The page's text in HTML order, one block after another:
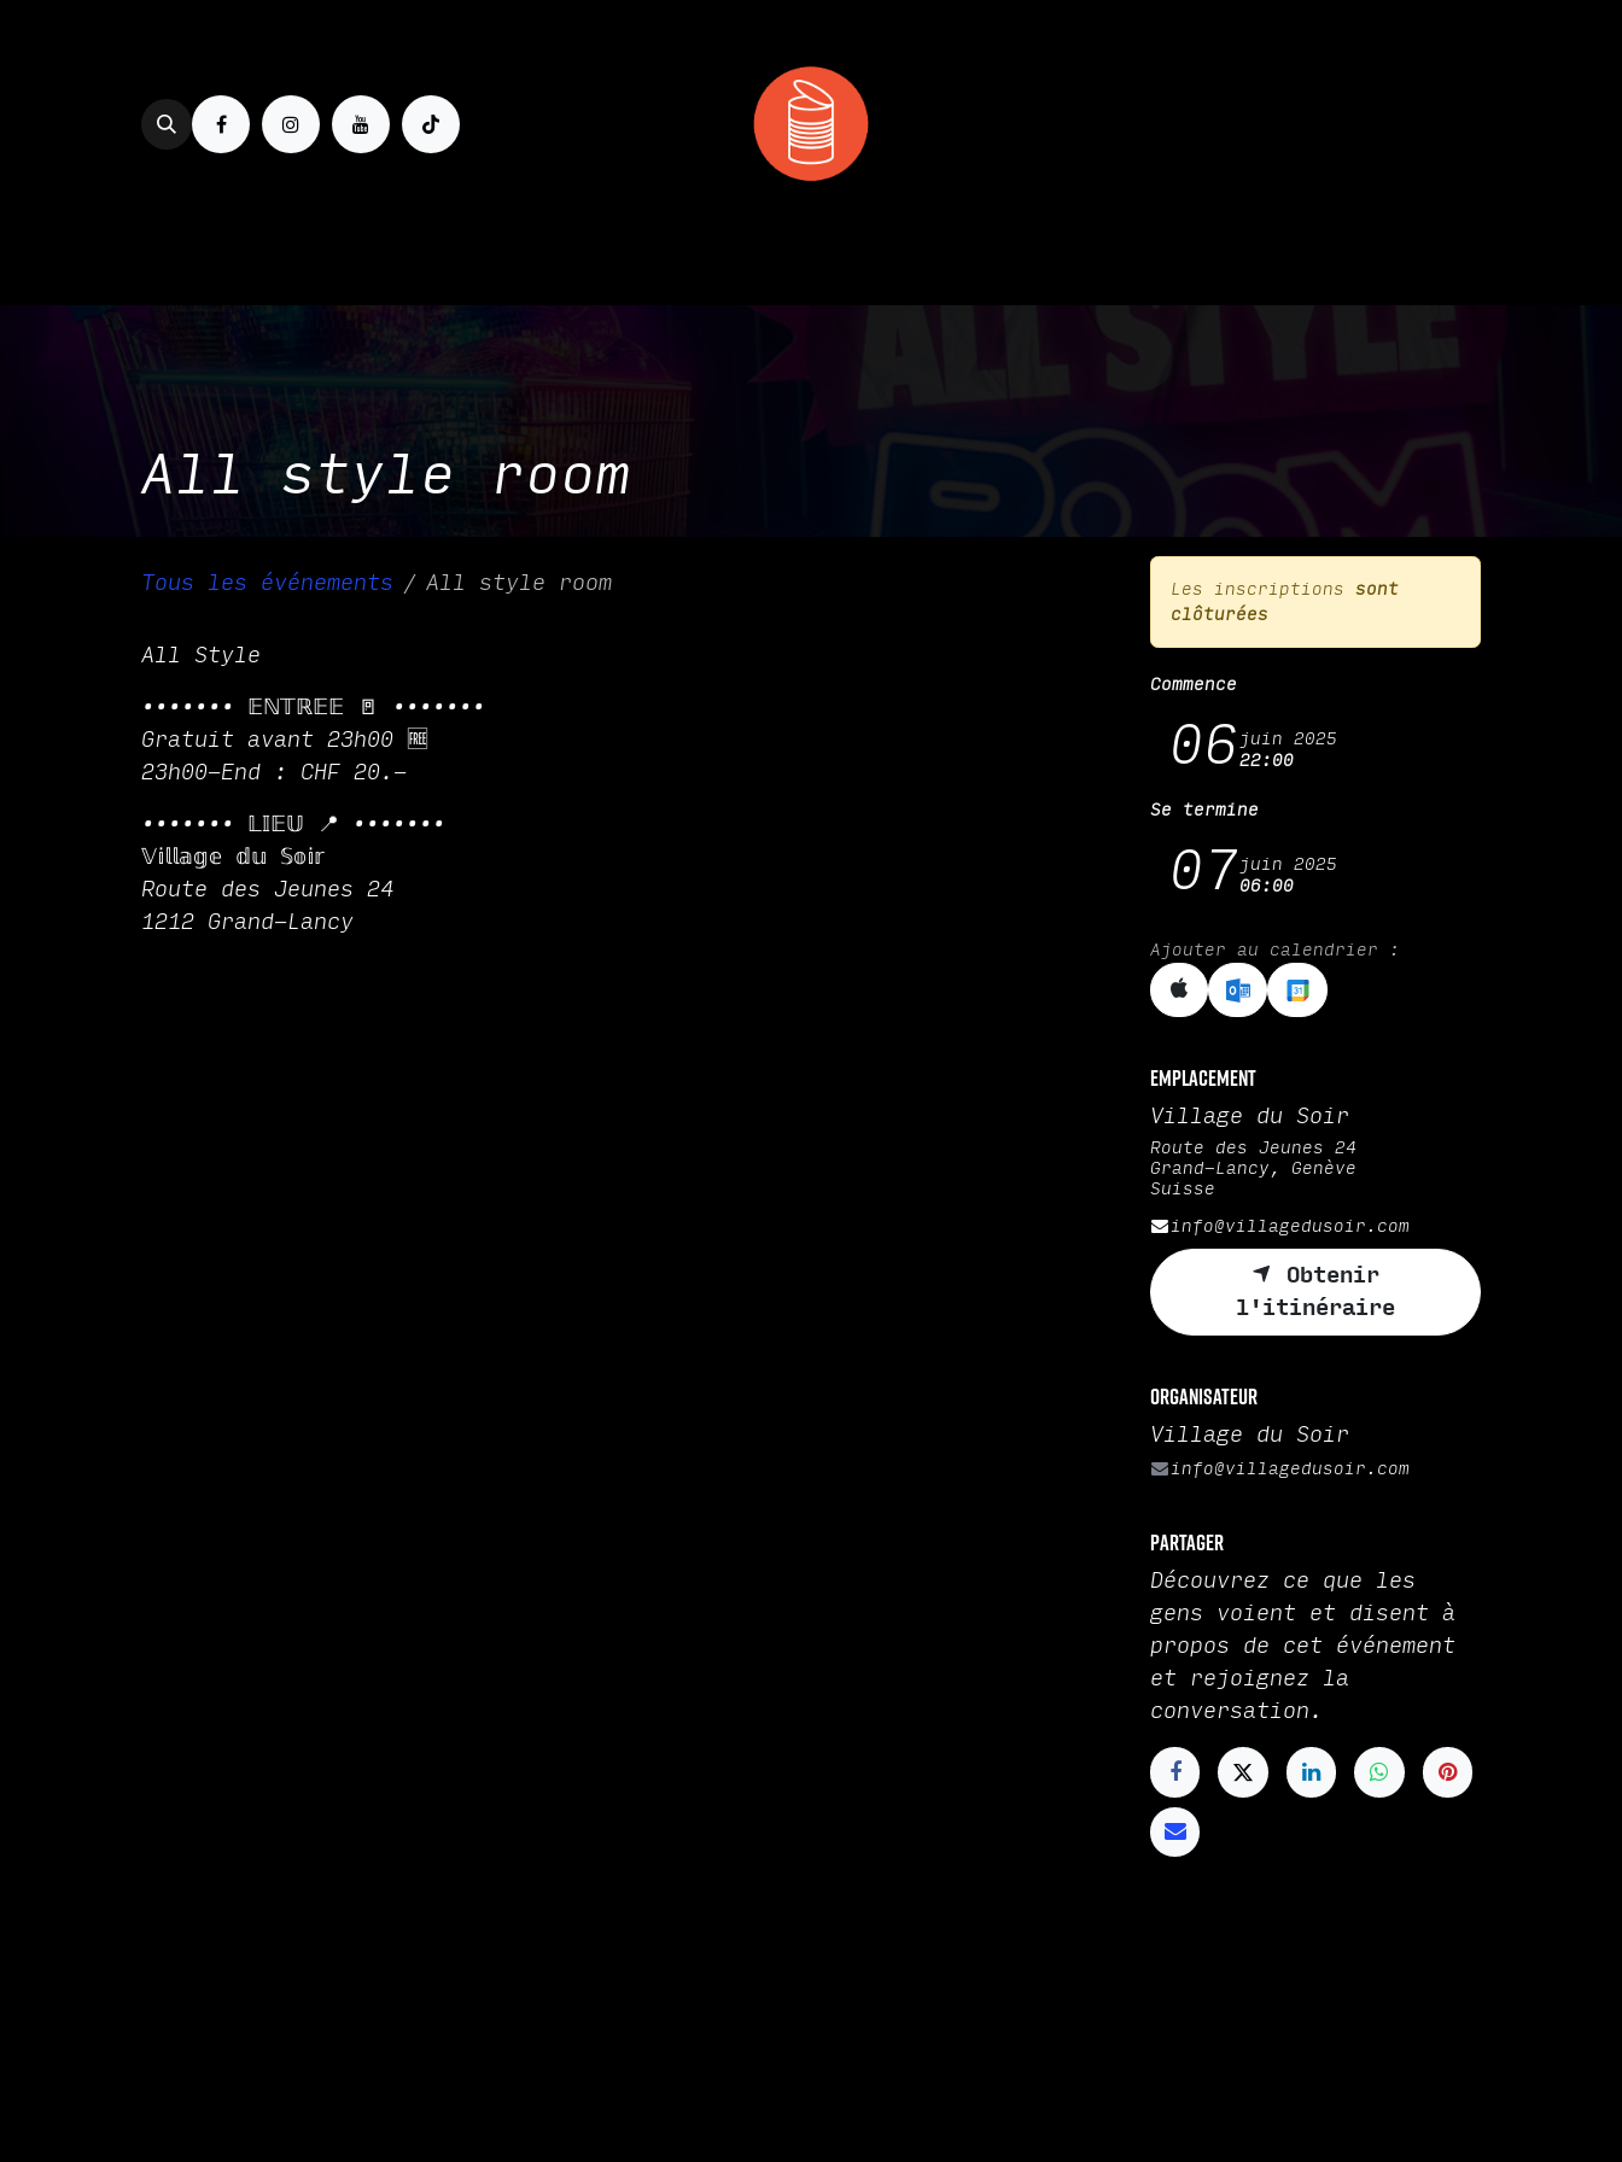
All style room
Tous les événements All style room
All Style
••••••• 𝔼ℕ𝕋ℝ𝔼𝔼 🚪 •••••••
Gratuit avant 23h00 🆓
23h00-End : CHF 20.-
••••••• 𝕃𝕀𝔼𝕌 📍 •••••••
𝕍𝕚𝕝𝕝𝕒𝕘𝕖 𝕕𝕦 𝕊𝕠𝕚𝕣
Route des Jeunes 24
1212 Grand-Lancy
Les inscriptions sont
clôturées
Commence
06 juin 2025
22:00
Se termine
07 juin 2025
06:00
Ajouter au calendrier :
Emplacement
Village du Soir
Route des Jeunes 24
Grand-Lancy, Genève
Suisse
info@villagedusoir.com
Obtenir
l'itinéraire
Organisateur
Village du Soir
info@villagedusoir.com
Partager
Découvrez ce que les
gens voient et disent à
propos de cet événement
et rejoignez la
conversation.